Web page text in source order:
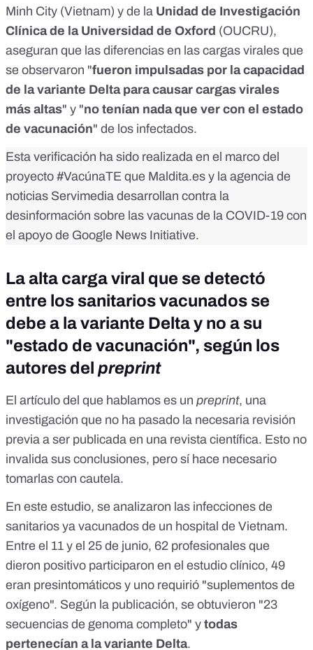
Minh City (Vietnam) y de la Unidad de Investigación
Clínica de la Universidad de Oxford (OUCRU),
aseguran que las diferencias en las cargas virales que
se observaron "fueron impulsadas por la capacidad
de la variante Delta para causar cargas virales
más altas" y "no tenían nada que ver con el estado
de vacunación" de los infectados.
Esta verificación ha sido realizada en el marco del
proyecto #VacúnaTE que Maldita.es y la agencia de
noticias Servimedia desarrollan contra la
desinformación sobre las vacunas de la COVID-19 con
el apoyo de Google News Initiative.
La alta carga viral que se detectó
entre los sanitarios vacunados se
debe a la variante Delta y no a su
"estado de vacunación", según los
autores del preprint
El artículo del que hablamos es un preprint, una
investigación que no ha pasado la necesaria revisión
previa a ser publicada en una revista científica. Esto no
invalida sus conclusiones, pero sí hace necesario
tomarlas con cautela.
En este estudio, se analizaron las infecciones de
sanitarios ya vacunados de un hospital de Vietnam.
Entre el 11 y el 25 de junio, 62 profesionales que
dieron positivo participaron en el estudio clínico, 49
eran presintomáticos y uno requirió "suplementos de
oxígeno". Según la publicación, se obtuvieron "23
secuencias de genoma completo" y todas
pertenecían a la variante Delta.